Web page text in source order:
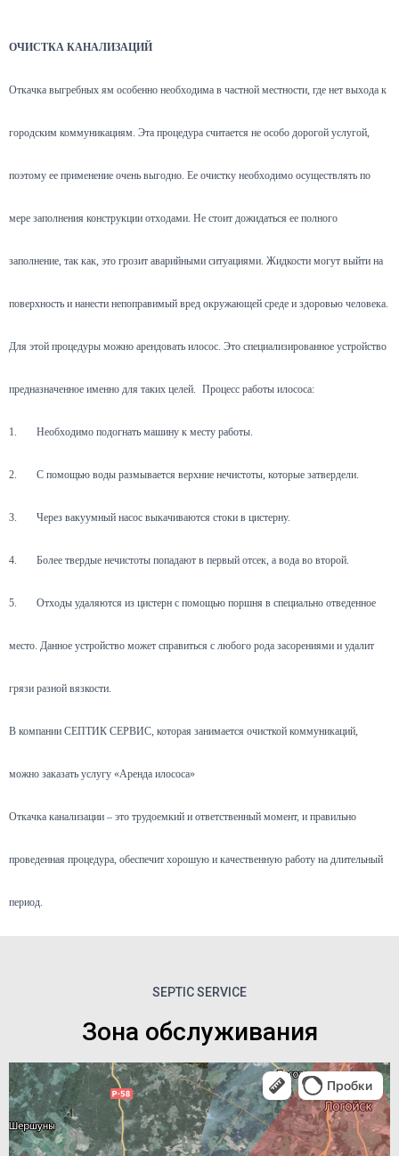
ОЧИСТКА КАНАЛИЗАЦИЙ
Откачка выгребных ям особенно необходима в частной местности, где нет выхода к
городским коммуникациям. Эта процедура считается не особо дорогой услугой,
поэтому ее применение очень выгодно. Ее очистку необходимо осуществлять по
мере заполнения конструкции отходами. Не стоит дожидаться ее полного
заполнение, так как, это грозит аварийными ситуациями. Жидкости могут выйти на
поверхность и нанести непоправимый вред окружающей среде и здоровью человека.
Для этой процедуры можно арендовать илосос. Это специализированное устройство
предназначенное именно для таких целей. Процесс работы илососа:
1. Необходимо подогнать машину к месту работы.
2. С помощью воды размывается верхние нечистоты, которые затвердели.
3. Через вакуумный насос выкачиваются стоки в цистерну.
4. Более твердые нечистоты попадают в первый отсек, а вода во второй.
5. Отходы удаляются из цистерн с помощью поршня в специально отведенное
место. Данное устройство может справиться с любого рода засорениями и удалит
грязи разной вязкости.
В компании СЕПТИК СЕРВИС, которая занимается очисткой коммуникаций,
можно заказать услугу «Аренда илососа»
Откачка канализации – это трудоемкий и ответственный момент, и правильно
проведенная процедура, обеспечит хорошую и качественную работу на длительный
период.
SEPTIC SERVICE
Зона обслуживания